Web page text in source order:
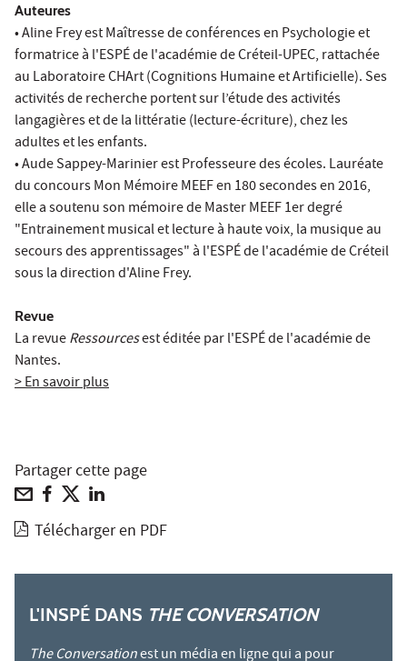
Auteures
•Aline Freyest Maîtresse de conférences en Psychologie et
formatrice à l'ESPÉ de l'académie de Créteil-UPEC, rattachée
au Laboratoire CHArt (Cognitions Humaine et Artificielle). Ses
activités de recherche portent sur l’étude des activités
langagières et de la littératie (lecture-écriture), chez les
adultes et les enfants.
• Aude Sappey-Marinier est Professeure des écoles. Lauréate
du concours Mon Mémoire MEEF en 180 secondesen 2016,
elle a soutenu son mémoire de Master MEEF 1er degré
"Entrainement musical et lecture à haute voix, la musique au
secours des apprentissages" à l'ESPÉ de l'académie de Créteil
sous la direction d'Aline Frey.
Revue
La revueRessourcesest éditée par l'ESPÉ de l'académie de
Nantes.
> En savoir plus
Partager cette page
Télécharger en PDF
L'INSPÉ DANS THE CONVERSATION
The Conversationest un média en ligne qui a pour